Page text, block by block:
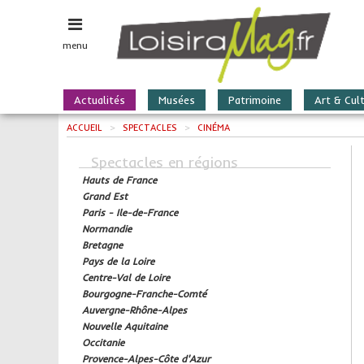
menu
Actualités Musées Patrimoine Art &
ACCUEIL > SPECTACLES > CINÉMA
Spectacles en régions
Hauts de France
Grand Est
Paris - Ile-de-France
Normandie
Bretagne
Pays de la Loire
Centre-Val de Loire
Bourgogne-Franche-Comté
Auvergne-Rhône-Alpes
Nouvelle Aquitaine
Occitanie
Provence-Alpes-Côte d'Azur